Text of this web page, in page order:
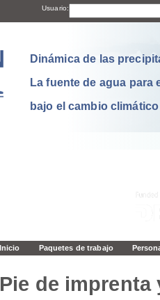
Usuario:
Dinámica de las
La fuente de agua para
bajo el cambio climático
Inicio Paquetes de trabajo
Pie de